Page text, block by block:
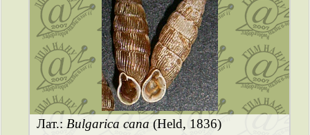
Лат.: Bulgarica cana (Held, 1836)